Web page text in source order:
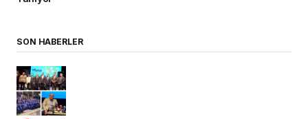
SON HABERLER